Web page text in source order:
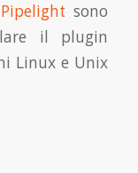
sono
il plugin
Linux e Unix